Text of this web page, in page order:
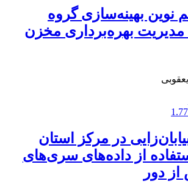
نوین بهینه‌سازی گروه
مدیریت بهره‌برداری مخزن
در مرکز استان
از داده‌های سری‌های
دور